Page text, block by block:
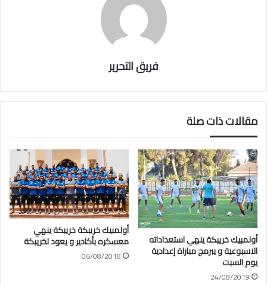
فريق التحرير
مقالات ذات صلة
أولمبيك خريبكة ينهي استعداداته
الاسبوعية و يبرمج مباراة إعدادية
يوم السبت
24/08/2019
أولمبيك خريبكة خريبكة ينهي
معسكره بأكادير و يعود لخريبكة
06/08/2018